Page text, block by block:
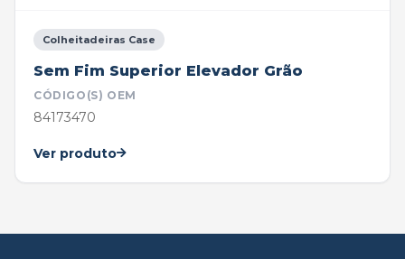
Colheitadeiras Case
Sem Fim Superior Elevador Grão
CÓDIGO(S) OEM
84173470
Ver produto